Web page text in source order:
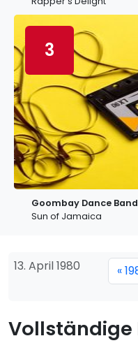
3
Goombay Dance Band
Sun of Jamaica
13. April 1980 «
Vollständige